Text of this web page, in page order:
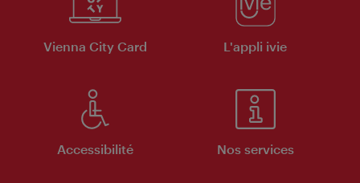
Vienna City Card L'appli ivie
Accessibilité Nos services